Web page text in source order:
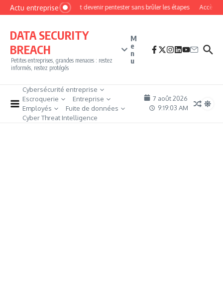
Aller au contenu
Actu entrepriseComment devenir pentester sans brûler les étapes Accès
DATA SECURITY
BREACH
Petites entreprises, grandes menaces : restez
informés, restez protégés
M
e
n
u
Cybersécurité entreprise
Escroquerie
Entreprise
Employés
Fuite de données
Cyber Threat Intelligence
7 août 2026
9:19:04 AM